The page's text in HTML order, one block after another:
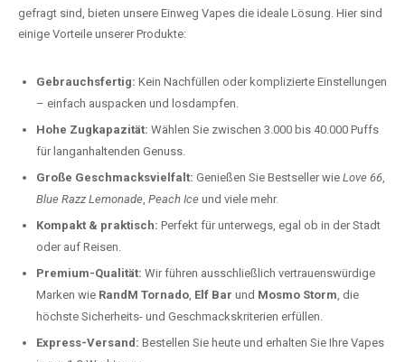
gefragt sind, bieten unsere Einweg Vapes die ideale Lösung. Hier sind
einige Vorteile unserer Produkte:
Gebrauchsfertig: Kein Nachfüllen oder komplizierte Einstellungen
– einfach auspacken und losdampfen.
Hohe Zugkapazität: Wählen Sie zwischen 3.000 bis 40.000 Puffs
für langanhaltenden Genuss.
Große Geschmacksvielfalt: Genießen Sie Bestseller wie Love 66,
Blue Razz Lemonade, Peach Ice und viele mehr.
Kompakt & praktisch: Perfekt für unterwegs, egal ob in der Stadt
oder auf Reisen.
Premium-Qualität: Wir führen ausschließlich vertrauenswürdige
Marken wie RandM Tornado, Elf Bar und Mosmo Storm, die
höchste Sicherheits- und Geschmackskriterien erfüllen.
Express-Versand: Bestellen Sie heute und erhalten Sie Ihre Vapes